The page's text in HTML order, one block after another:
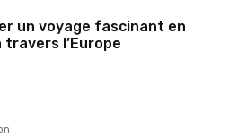
un voyage fascinant en
l’Europe